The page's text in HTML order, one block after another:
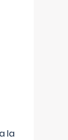
la